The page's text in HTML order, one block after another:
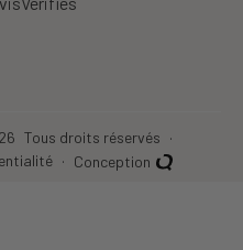
Tous droits réservés
Conception